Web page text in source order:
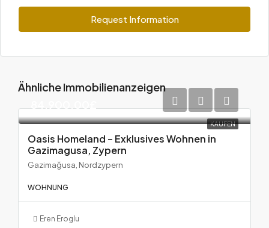
Request Information
Ähnliche Immobilienanzeigen
KAUFEN
Oasis Homeland – Exklusives Wohnen in
Gazimagusa, Zypern
Gazimağusa, Nordzypern
WOHNUNG
Eren Eroglu